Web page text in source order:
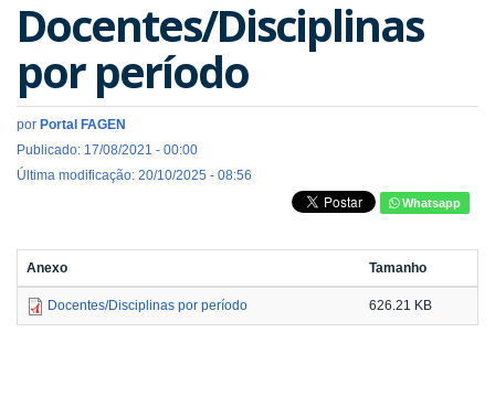
Docentes/Disciplinas
por período
por Portal FAGEN
Publicado: 17/08/2021 - 00:00
Última modificação: 20/10/2025 - 08:56
Whatsapp
Anexo Tamanho
Docentes/Disciplinas por período 626.21 KB